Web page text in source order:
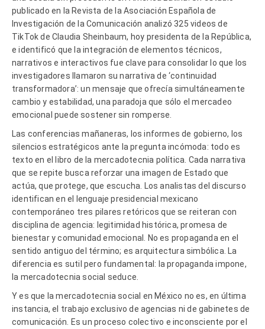
publicado en la Revista de la Asociación Española de
Investigación de la Comunicación analizó 325 videos de
TikTok de Claudia Sheinbaum, hoy presidenta de la República,
e identificó que la integración de elementos técnicos,
narrativos e interactivos fue clave para consolidar lo que los
investigadores llamaron su narrativa de ‘continuidad
transformadora’: un mensaje que ofrecía simultáneamente
cambio y estabilidad, una paradoja que sólo el mercadeo
emocional puede sostener sin romperse.
Las conferencias mañaneras, los informes de gobierno, los
silencios estratégicos ante la pregunta incómoda: todo es
texto en el libro de la mercadotecnia política. Cada narrativa
que se repite busca reforzar una imagen de Estado que
actúa, que protege, que escucha. Los analistas del discurso
identifican en el lenguaje presidencial mexicano
contemporáneo tres pilares retóricos que se reiteran con
disciplina de agencia: legitimidad histórica, promesa de
bienestar y comunidad emocional. No es propaganda en el
sentido antiguo del término; es arquitectura simbólica. La
diferencia es sutil pero fundamental: la propaganda impone,
la mercadotecnia social seduce.
Y es que la mercadotecnia social en México no es, en última
instancia, el trabajo exclusivo de agencias ni de gabinetes de
comunicación. Es un proceso colectivo e inconsciente por el